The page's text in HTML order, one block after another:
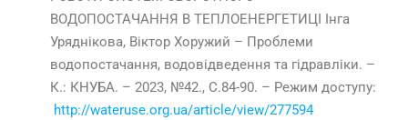
ВОДОПОСТАЧАННЯ В ТЕПЛОЕНЕРГЕТИЦІ Інга
Уряднікова, Віктор Хоружий – Проблеми
водопостачання, водовідведення та гідравліки. –
К.: КНУБА. – 2023, №42., С.84-90. – Режим доступу:
http://wateruse.org.ua/article/view/277594